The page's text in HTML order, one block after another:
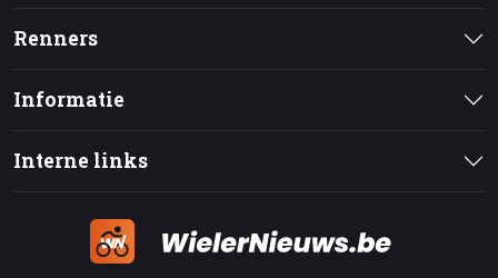
Renners
Informatie
Interne links